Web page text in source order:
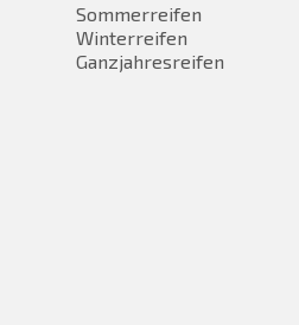
Sommerreifen
Winterreifen
Ganzjahresreifen